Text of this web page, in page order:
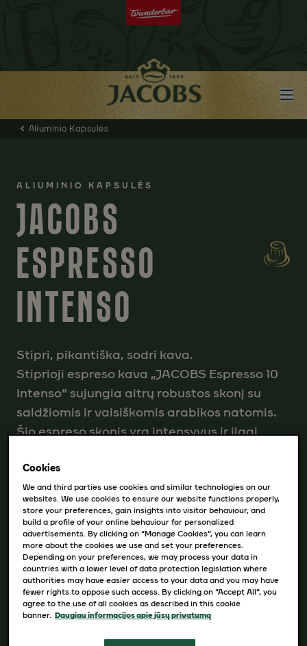
Aliuminio Kapsulės
ALIUMINIO KAPSULĖS
JACOBS
ESPRESSO
INTENSO
Stipri, pikantiška, sodri kava.
Stiprioji espreso kava „JACOBS Espresso 10
Intenso“ sujungia aitrų robustos skonį su
saldžiomis ir vaisiškomis arabikos natomis.
Šio espreso skonis yra intensyvus ir ilgai
INTENSYVUMAS10
PAKUOTĖS:
10 kapsulių
Cookies
We and third parties use cookies and similar technologies on our
websites. We use cookies to ensure our website functions properly,
store your preferences, gain insights into visitor behaviour, and
build a profile of your online behaviour for personalized
advertisements. By clicking on “Manage Cookies”, you can learn
more about the cookies we use and set your preferences.
Depending on your preferences, we may process your data in
countries with a lower level of data protection legislation where
authorities may have easier access to your data and you may have
fewer rights to oppose such access. By clicking on “Accept All”, you
agree to the use of all cookies as described in this cookie
banner. Daugiau informacijos apie jūsų privatumą